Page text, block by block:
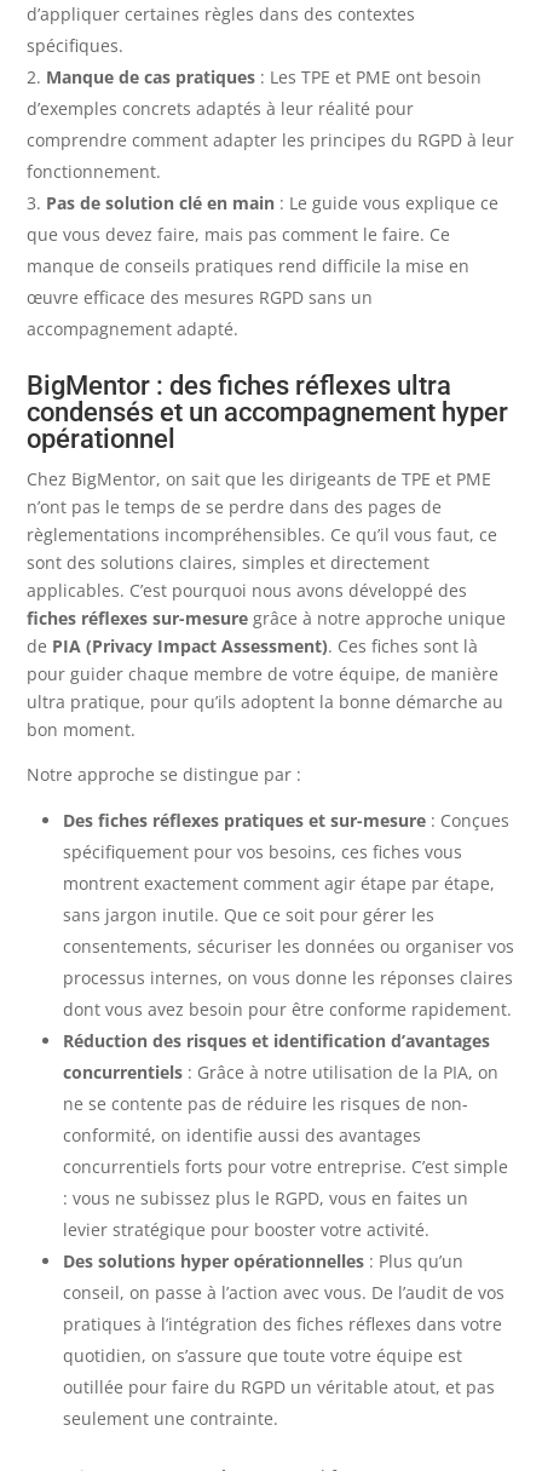
d’appliquer certaines règles dans des contextes
spécifiques.
Manque de cas pratiques : Les TPE et PME ont besoin
d’exemples concrets adaptés à leur réalité pour
comprendre comment adapter les principes du RGPD à leur
fonctionnement.
Pas de solution clé en main : Le guide vous explique ce
que vous devez faire, mais pas comment le faire. Ce
manque de conseils pratiques rend difficile la mise en
œuvre efficace des mesures RGPD sans un
accompagnement adapté.
BigMentor : des fiches réflexes ultra
condensés et un accompagnement hyper
opérationnel
Chez BigMentor, on sait que les dirigeants de TPE et PME
n’ont pas le temps de se perdre dans des pages de
règlementations incompréhensibles. Ce qu’il vous faut, ce
sont des solutions claires, simples et directement
applicables. C’est pourquoi nous avons développé des
fiches réflexes sur-mesure grâce à notre approche unique
de PIA (Privacy Impact Assessment). Ces fiches sont là
pour guider chaque membre de votre équipe, de manière
ultra pratique, pour qu’ils adoptent la bonne démarche au
bon moment.
Notre approche se distingue par :
Des fiches réflexes pratiques et sur-mesure : Conçues
spécifiquement pour vos besoins, ces fiches vous
montrent exactement comment agir étape par étape,
sans jargon inutile. Que ce soit pour gérer les
consentements, sécuriser les données ou organiser vos
processus internes, on vous donne les réponses claires
dont vous avez besoin pour être conforme rapidement.
Réduction des risques et identification d’avantages
concurrentiels : Grâce à notre utilisation de la PIA, on
ne se contente pas de réduire les risques de non-
conformité, on identifie aussi des avantages
concurrentiels forts pour votre entreprise. C’est simple
: vous ne subissez plus le RGPD, vous en faites un
levier stratégique pour booster votre activité.
Des solutions hyper opérationnelles : Plus qu’un
conseil, on passe à l’action avec vous. De l’audit de vos
pratiques à l’intégration des fiches réflexes dans votre
quotidien, on s’assure que toute votre équipe est
outillée pour faire du RGPD un véritable atout, et pas
seulement une contrainte.